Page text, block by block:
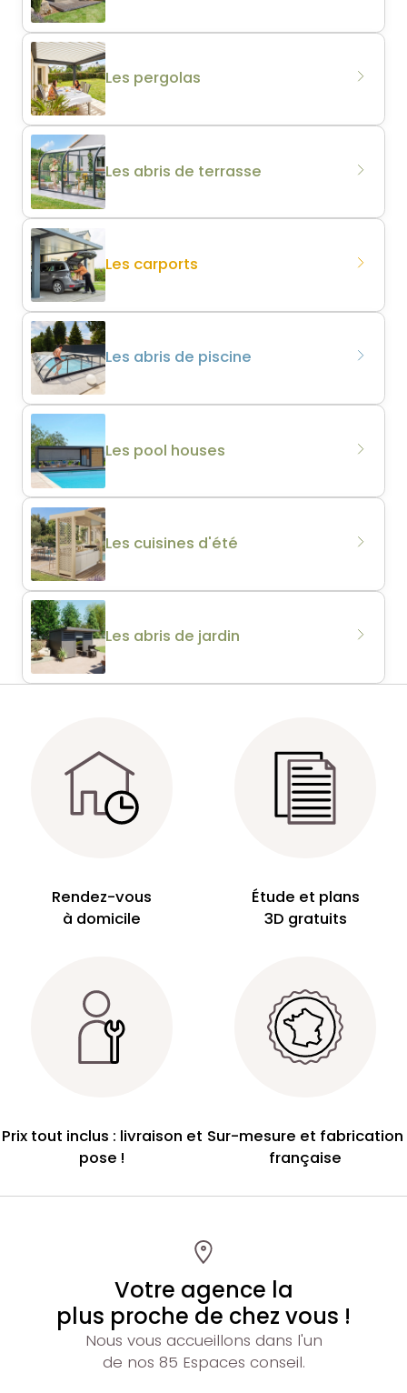
Les pergolas
Les abris de terrasse
Les carports
Les abris de piscine
Les pool houses
Les cuisines d'été
Les abris de jardin
Rendez-vous
à domicile
Étude et plans
3D gratuits
Prix tout inclus : livraison et
pose !
Sur-mesure et fabrication
française
Votre agence la
plus proche de chez vous !
Nous vous accueillons dans l'un
de nos 85 Espaces conseil.